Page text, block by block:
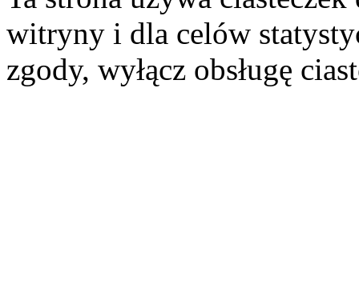
witryny i dla celów
zgody, wyłącz obsługę